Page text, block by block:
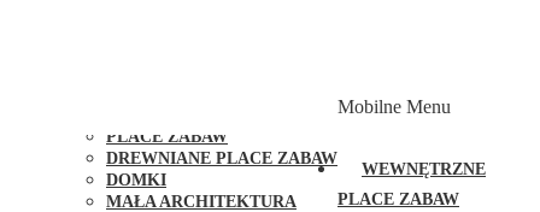
PLACE ZABAW
DREWNIANE PLACE ZABAW
DOMKI
MAŁA ARCHITEKTURA
Mobilne Menu
WEWNĘTRZNE
PLACE ZABAW